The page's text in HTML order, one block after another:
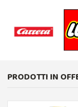
PRODOTTI IN